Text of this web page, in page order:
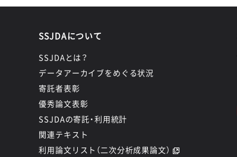
SSJDAについて
SSJDAとは？
データアーカイブをめぐる状況
寄託者表彰
優秀論文表彰
SSJDAの寄託・利用統計
関連テキスト
利用論文リスト（二次分析成果論文）